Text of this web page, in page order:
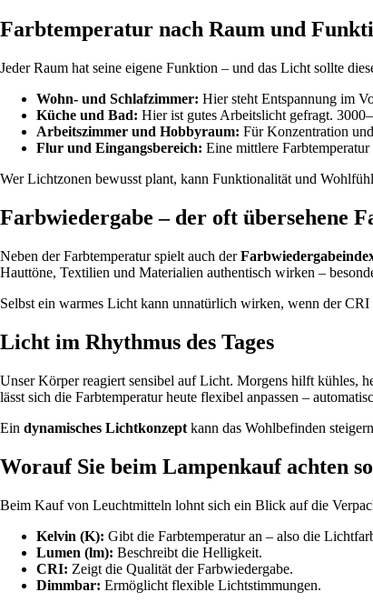
Farbtemperatur nach Raum und
Jeder Raum hat seine eigene Funktion – und das Licht sollte
Wohn- und Schlafzimmer: Hier steht Entspannung im
Küche und Bad: Hier ist gutes Arbeitslicht gefragt.
Arbeitszimmer und Hobbyraum: Für Konzentration
Flur und Eingangsbereich: Eine mittlere
Wer Lichtzonen bewusst plant, kann Funktionalität und
Farbwiedergabe – der oft übersehene
Neben der Farbtemperatur spielt auch der
Hauttöne, Textilien und Materialien authentisch wirken –
Selbst ein warmes Licht kann unnatürlich wirken, wenn der
Licht im Rhythmus des Tages
Unser Körper reagiert sensibel auf Licht. Morgens hilft kühles,
lässt sich die Farbtemperatur heute flexibel anpassen –
Ein dynamisches Lichtkonzept kann das Wohlbefinden
Worauf Sie beim Lampenkauf achten
Beim Kauf von Leuchtmitteln lohnt sich ein Blick auf die
Kelvin (K): Gibt die Farbtemperatur an – also die
Lumen (lm): Beschreibt die Helligkeit.
CRI: Zeigt die Qualität der Farbwiedergabe.
Dimmbar: Ermöglicht flexible Lichtstimmungen.